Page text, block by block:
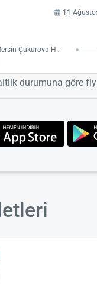
11
Adana Mersin Çukurova Havalimanı
durumuna göre